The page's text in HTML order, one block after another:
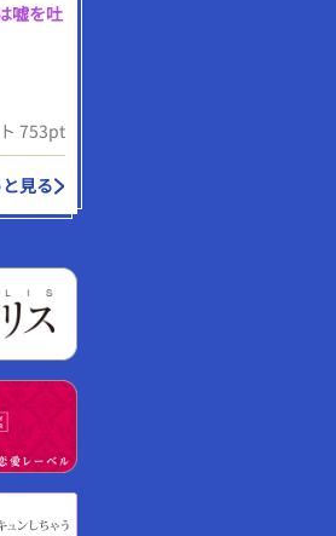
嘘を吐
753pt
見る